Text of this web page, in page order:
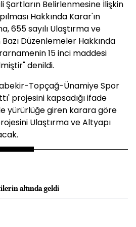
Şartların Belirlenmesine İlişkin
Hakkında Karar'ın
655 sayılı Ulaştırma ve
Düzenlemeler Hakkında
15 inci maddesi
denildi.
Topçağ-Ünamiye Spor
projesini kapsadığı ifade
yürürlüğe giren karara göre
Ulaştırma ve Altyapı
altında geldi